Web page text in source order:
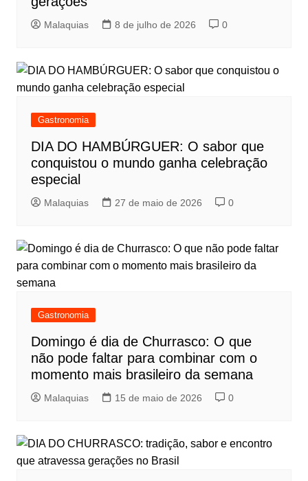
Malaquias 8 de julho de 2026 0
Gastronomia
DIA DO HAMBÚRGUER: O sabor que
conquistou o mundo ganha celebração
especial
Malaquias 27 de maio de 2026 0
Gastronomia
Domingo é dia de Churrasco: O que
não pode faltar para combinar com o
momento mais brasileiro da semana
Malaquias 15 de maio de 2026 0